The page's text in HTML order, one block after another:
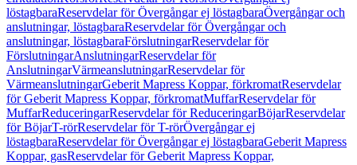
löstagbaraReservdelar för Övergångar ej löstagbaraÖvergångar och
anslutningar, löstagbaraReservdelar för Övergångar och
anslutningar, löstagbaraFörslutningarReservdelar för
FörslutningarAnslutningarReservdelar för
AnslutningarVärmeanslutningarReservdelar för
VärmeanslutningarGeberit Mapress Koppar, förkromatReservdelar
för Geberit Mapress Koppar, förkromatMuffarReservdelar för
MuffarReduceringarReservdelar för ReduceringarBöjarReservdelar
för BöjarT-rörReservdelar för T-rörÖvergångar ej
löstagbaraReservdelar för Övergångar ej löstagbaraGeberit Mapress
Koppar, gasReservdelar för Geberit Mapress Koppar,